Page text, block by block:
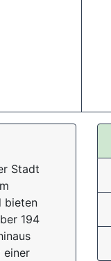
Stadt
bieten
194
einer